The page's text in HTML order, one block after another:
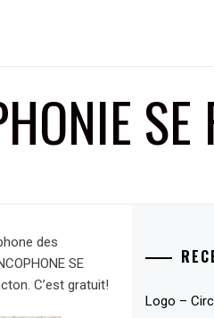
SE
des
SE
C’est gratuit!
Logo –